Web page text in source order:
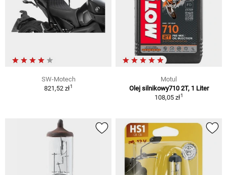
SW-Motech
821,52 zł1
Motul
Olej silnikowy710 2T, 1 Liter
108,05 zł1